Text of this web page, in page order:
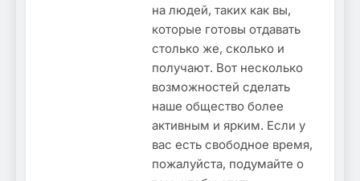
на людей, таких как вы,
которые готовы отдавать
столько же, сколько и
получают. Вот несколько
возможностей сделать
наше общество более
активным и ярким. Если у
вас есть свободное время,
пожалуйста, подумайте о